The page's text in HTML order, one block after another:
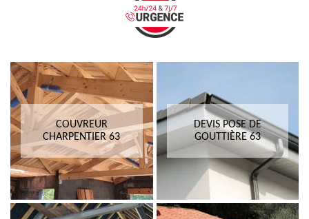
COUVREUR
CHARPENTIER 63
DEVIS POSE DE
GOUTTIÈRE 63